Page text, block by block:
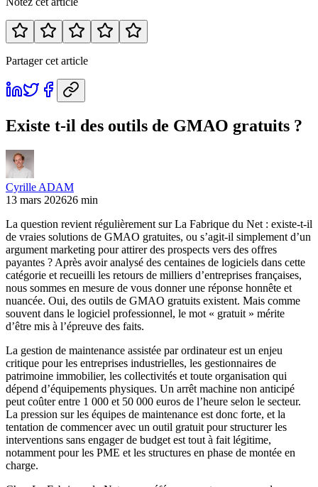
Partager cet article
Existe t-il des outils de GMAO gratuits ?
Cyrille ADAM
13 mars 202626 min
La question revient régulièrement sur La Fabrique du Net : existe-t-il
de vraies solutions de GMAO gratuites, ou s’agit-il simplement d’un
argument marketing pour attirer des prospects vers des offres
payantes ? Après avoir analysé des centaines de logiciels dans cette
catégorie et recueilli les retours de milliers d’entreprises françaises,
nous sommes en mesure de vous donner une réponse honnête et
nuancée. Oui, des outils de GMAO gratuits existent. Mais comme
souvent dans le logiciel professionnel, le mot « gratuit » mérite
d’être mis à l’épreuve des faits.
La gestion de maintenance assistée par ordinateur est un enjeu
critique pour les entreprises industrielles, les gestionnaires de
patrimoine immobilier, les collectivités et toute organisation qui
dépend d’équipements physiques. Un arrêt machine non anticipé
peut coûter entre 1 000 et 50 000 euros de l’heure selon le secteur.
La pression sur les équipes de maintenance est donc forte, et la
tentation de commencer avec un outil gratuit pour structurer les
interventions sans engager de budget est tout à fait légitime,
notamment pour les PME et les structures en phase de montée en
charge.